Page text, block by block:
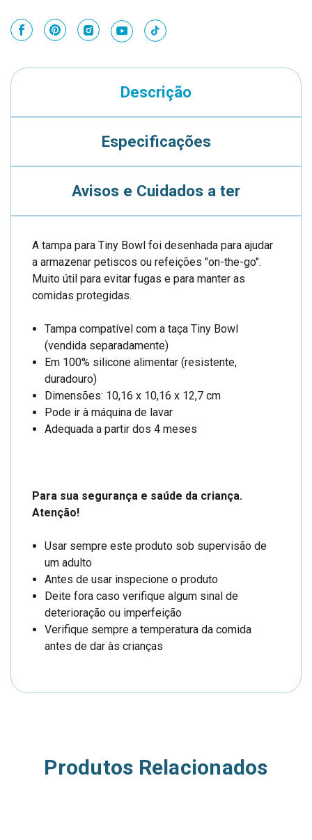
Descrição
Especificações
Avisos e Cuidados a ter
A tampa para Tiny Bowl foi desenhada para ajudar
a armazenar petiscos ou refeições "on-the-go".
Muito útil para evitar fugas e para manter as
comidas protegidas.
Tampa compatível com a taça Tiny Bowl
(vendida separadamente)
Em 100% silicone alimentar (resistente,
duradouro)
Dimensões: 10,16 x 10,16 x 12,7 cm
Pode ir à máquina de lavar
Adequada a partir dos 4 meses
Para sua segurança e saúde da criança.
Atenção!
Usar sempre este produto sob supervisão de
um adulto
Antes de usar inspecione o produto
Deite fora caso verifique algum sinal de
deterioração ou imperfeição
Verifique sempre a temperatura da comida
antes de dar às crianças
Produtos Relacionados